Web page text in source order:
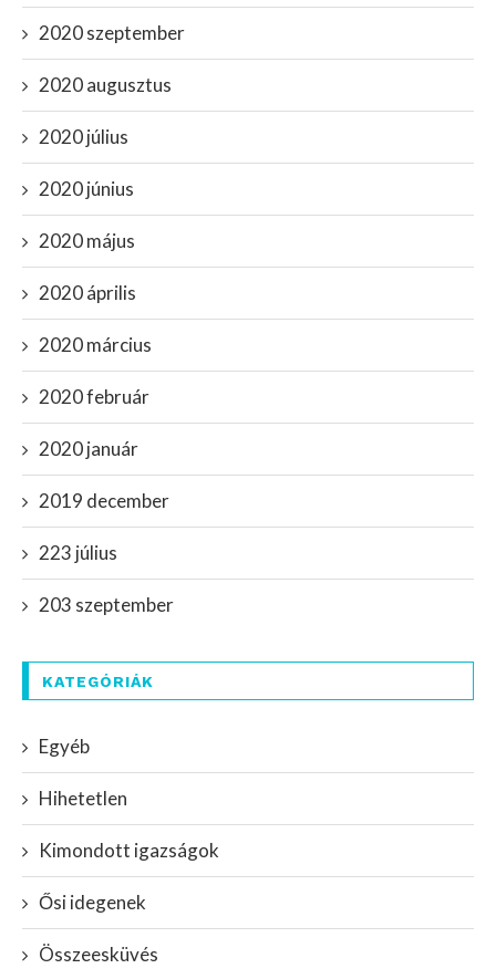
2020 szeptember
2020 augusztus
2020 július
2020 június
2020 május
2020 április
2020 március
2020 február
2020 január
2019 december
223 július
203 szeptember
KATEGÓRIÁK
Egyéb
Hihetetlen
Kimondott igazságok
Ősi idegenek
Összeesküvés